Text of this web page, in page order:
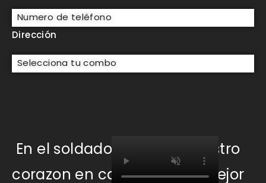
Numero de teléfono
Dirección
Selecciona tu combo
En el soldado dejamos nuestro
corazon en cada plato, el mejor